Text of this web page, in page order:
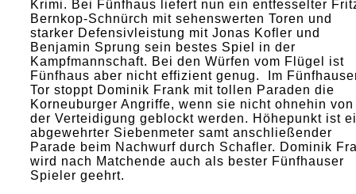
Krimi. Bei Fünfhaus liefert nun ein entfesselter
Bernkop-Schnürch mit sehenswerten Toren und
starker Defensivleistung mit Jonas Kofler und
Benjamin Sprung sein bestes Spiel in der
Kampfmannschaft. Bei den Würfen vom Flügel ist
Fünfhaus aber nicht effizient genug. Im
Tor stoppt Dominik Frank mit tollen Paraden die
Korneuburger Angriffe, wenn sie nicht ohnehin von
der Verteidigung geblockt werden. Höhepunkt ist
abgewehrter Siebenmeter samt anschließender
Parade beim Nachwurf durch Schafler. Dominik
wird nach Matchende auch als bester Fünfhauser
Spieler geehrt.